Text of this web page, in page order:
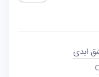
ابدی